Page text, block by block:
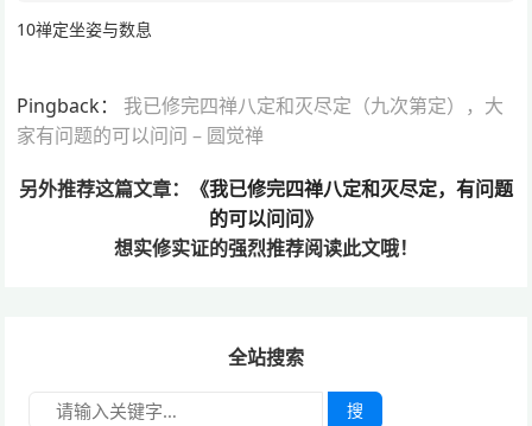
10禅定坐姿与数息
Pingback： 我已修完四禅八定和灭尽定（九次第定），大
家有问题的可以问问 – 圆觉禅
另外推荐这篇文章：
《我已修完四禅八定和灭尽定，有问题
的可以问问》
想实修实证的强烈推荐阅读此文哦！
全站搜索
搜